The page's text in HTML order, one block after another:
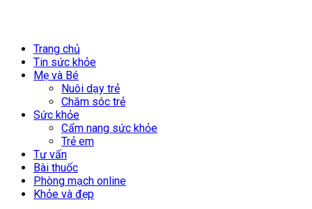
Trang chủ
Tin sức khỏe
Mẹ và Bé
Nuôi dạy trẻ
Chăm sóc trẻ
Sức khỏe
Cẩm nang sức khỏe
Trẻ em
Tư vấn
Bài thuốc
Phòng mạch online
Khỏe và đẹp